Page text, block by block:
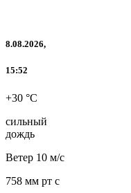
8.08.2026,
15:52
+30 °C
сильный
дождь
Ветер 10 м/с
758 мм рт с